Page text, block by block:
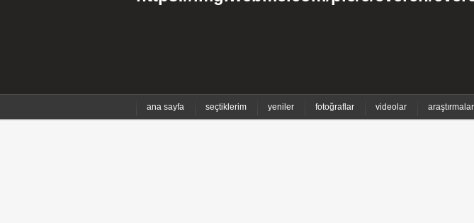
ana sayfa seçtiklerim yeniler fotoğraflar videolar araştırmalar